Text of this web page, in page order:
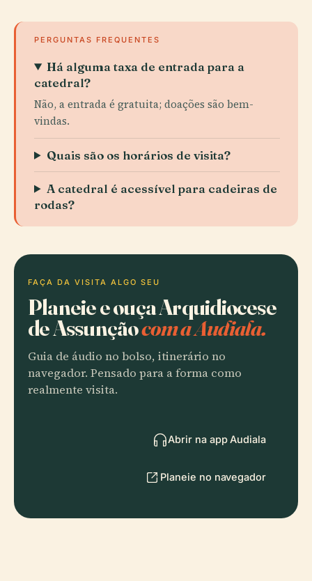
PERGUNTAS FREQUENTES
Há alguma taxa de entrada para a
catedral?
Não, a entrada é gratuita; doações são bem-
vindas.
Quais são os horários de visita?
A catedral é acessível para cadeiras de
rodas?
FAÇA DA VISITA ALGO SEU
Planeie e ouça Arquidiocese
de Assunçãocom a Audiala.
Guia de áudio no bolso, itinerário no
navegador. Pensado para a forma como
realmente visita.
Abrir na app Audiala
Planeie no navegador